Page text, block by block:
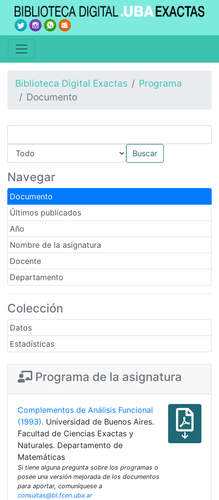
Biblioteca Digital Exactas
Programa
Documento
Navegar
Documento
Últimos publicados
Año
Nombre de la asignatura
Docente
Departamento
Colección
Datos
Estadísticas
Programa de la asignatura
Complementos de Análisis Funcional
(1993). Universidad de Buenos Aires.
Facultad de Ciencias Exactas y
Naturales. Departamento de
Matemáticas
Si tiene alguna pregunta sobre los programas o
posee una versión mejorada de los documentos
para aportar, comuníquese a
consultas@bl.fcen.uba.ar